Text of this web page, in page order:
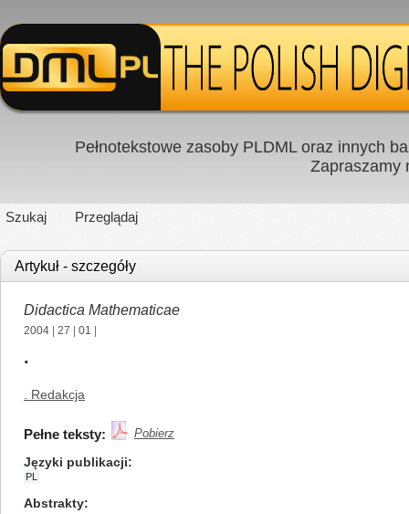
Pełnotekstowe zasoby PLDML oraz innych
Zapraszamy
Szukaj Przeglądaj
Artykuł - szczegóły
Didactica Mathematicae
2004 27 01
.
. Redakcja
Pełne teksty: Pobierz
Języki publikacji
PL
Abstrakty